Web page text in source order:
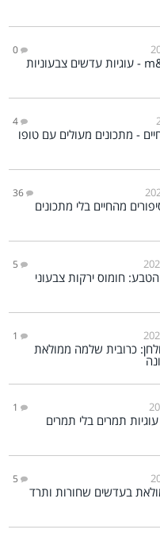
0
עוגיות m&m - עוגיות עדשים צבעוניות
4
- מתכונים מעולים עם טופו
36
5
חומוס ירקות צבעוני
1
כרובית שלמה ממולאת
1
תמרים בלי תמרים
5
בעדשים שחורות ותרד